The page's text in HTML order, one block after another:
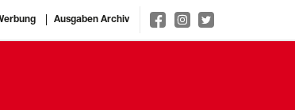
Ausgaben Archiv